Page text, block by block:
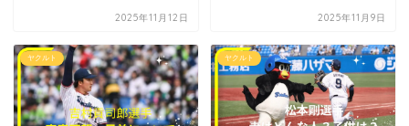
2025年11月12日 2025年11月9日
ヤクルト ヤクルト